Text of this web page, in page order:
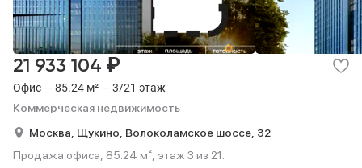
Офис — 85.24 м² — 3/21 этаж
Коммерческая недвижимость
21 933 104 ₽
Москва, Щукино, Волоколамское шоссе, 32
Продажа офиса, 85.24 м², этаж 3 из 21.